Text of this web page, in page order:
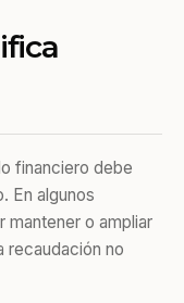
financiero debe
En algunos
mantener o ampliar
recaudación no